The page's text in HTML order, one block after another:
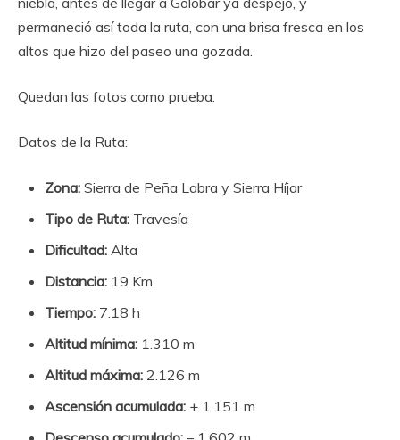
permaneció así toda la ruta, con una brisa fresca en los
altos que hizo del paseo una gozada.
Quedan las fotos como prueba.
Datos de la Ruta:
Zona: Sierra de Peña Labra y Sierra Híjar
Tipo de Ruta: Travesía
Dificultad: Alta
Distancia: 19 Km
Tiempo: 7:18 h
Altitud mínima: 1.310 m
Altitud máxima: 2.126 m
Ascensión acumulada: + 1.151 m